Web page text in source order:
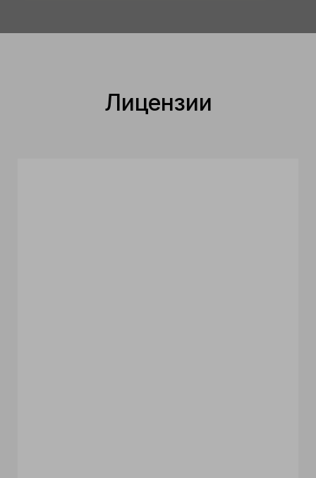
Лицензии